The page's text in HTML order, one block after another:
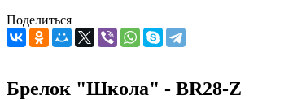
Поделиться
Брелок "Школа" - BR28-Z